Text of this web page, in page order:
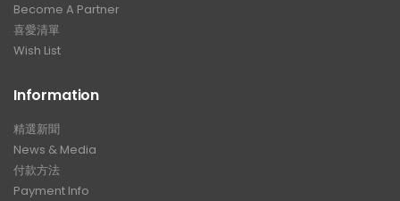
Become A Partner
喜愛清單
Wish List
Information
精選新聞
News & Media
付款方法
Payment Info